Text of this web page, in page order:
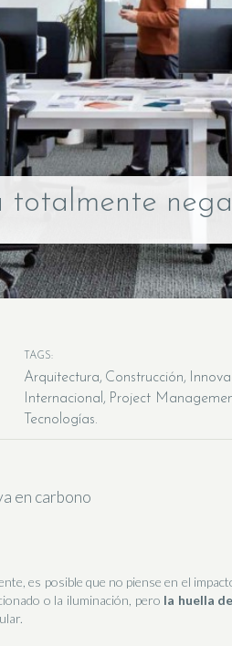
totalmente
TAGS:
Arquitectura Construcción
Internacional
Project
Tecnologías
en carbono
es posible que no piense en el
o la iluminación, pero la huella